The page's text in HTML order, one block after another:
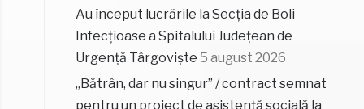
Au început lucrările la Secția de Boli
Infecțioase a Spitalului Județean de
Urgență Târgoviște 5 august 2026
„Bătrân, dar nu singur” / contract semnat
pentru un proiect de asistență socială la